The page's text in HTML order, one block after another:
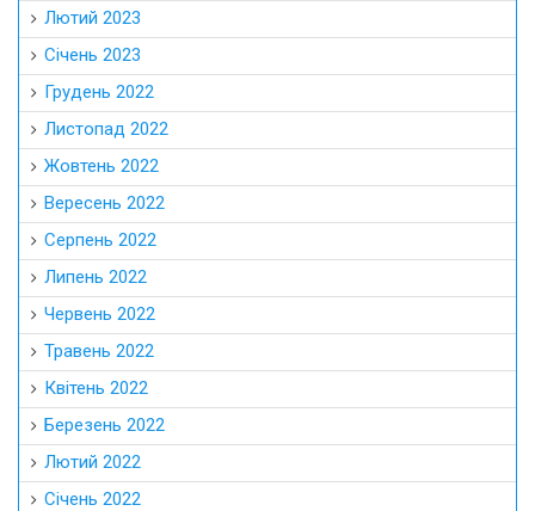
Лютий 2023
Січень 2023
Грудень 2022
Листопад 2022
Жовтень 2022
Вересень 2022
Серпень 2022
Липень 2022
Червень 2022
Травень 2022
Квітень 2022
Березень 2022
Лютий 2022
Січень 2022